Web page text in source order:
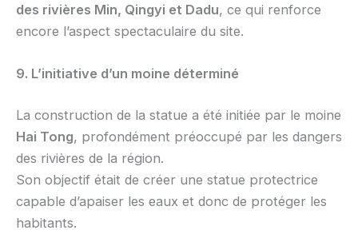
des rivières Min, Qingyi et Dadu, ce qui renforce
encore l’aspect spectaculaire du site.
9. L’initiative d’un moine déterminé
La construction de la statue a été initiée par le moine
Hai Tong, profondément préoccupé par les dangers
des rivières de la région.
Son objectif était de créer une statue protectrice
capable d’apaiser les eaux et donc de protéger les
habitants.